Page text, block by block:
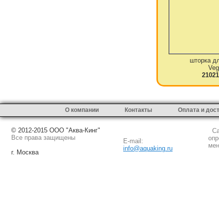
шторка
О компании Контакты Оплата и
© 2012-2015 ООО "Аква-Кинг"
Все права защищены
г. Москва
E-mail:
info@aquaking.ru